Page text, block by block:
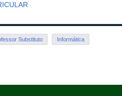
Substituto Informática